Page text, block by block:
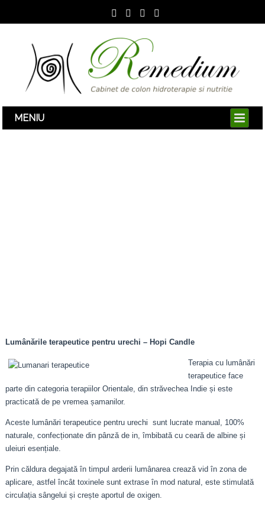
Lumânările terapeutice pentru urechi – Hopi Candle
Terapia cu lumânări
terapeutice face
parte din categoria terapiilor Orientale, din străvechea Indie și este
practicată de pe vremea șamanilor.
Aceste lumânări terapeutice pentru urechi sunt lucrate manual, 100%
naturale, confecționate din pânză de in, îmbibată cu ceară de albine și
uleiuri esențiale.
Prin căldura degajată în timpul arderii lumânarea crează vid în zona de
aplicare, astfel încât toxinele sunt extrase în mod natural, este stimulată
circulația sângelui și crește aportul de oxigen.